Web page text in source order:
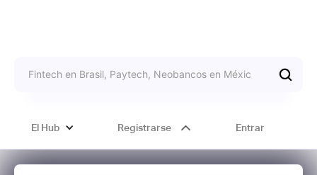
El Hub Registrarse Entrar